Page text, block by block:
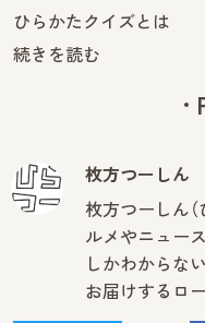
ひらかたクイズとは
続きを読む
枚方つーしん
枚方つーしん
ルメやニュー
しかわからな
お届けするロ